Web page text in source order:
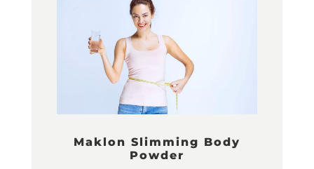
Maklon Slimming Body
Powder